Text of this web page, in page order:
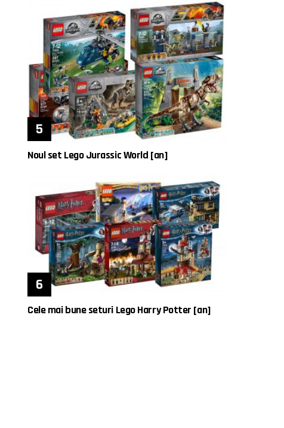
Noul set Lego Jurassic World [an]
Cele mai bune seturi Lego Harry Potter [an]